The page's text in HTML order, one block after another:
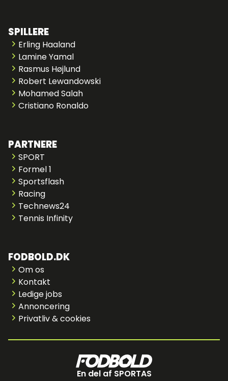
SPILLERE
Erling Haaland
Lamine Yamal
Rasmus Højlund
Robert Lewandowski
Mohamed Salah
Cristiano Ronaldo
PARTNERE
SPORT
Formel 1
Sportsflash
Racing
Technews24
Tennis Infinity
FODBOLD.DK
Om os
Kontakt
Ledige jobs
Annoncering
Privatliv & cookies
En del af SPORTAS